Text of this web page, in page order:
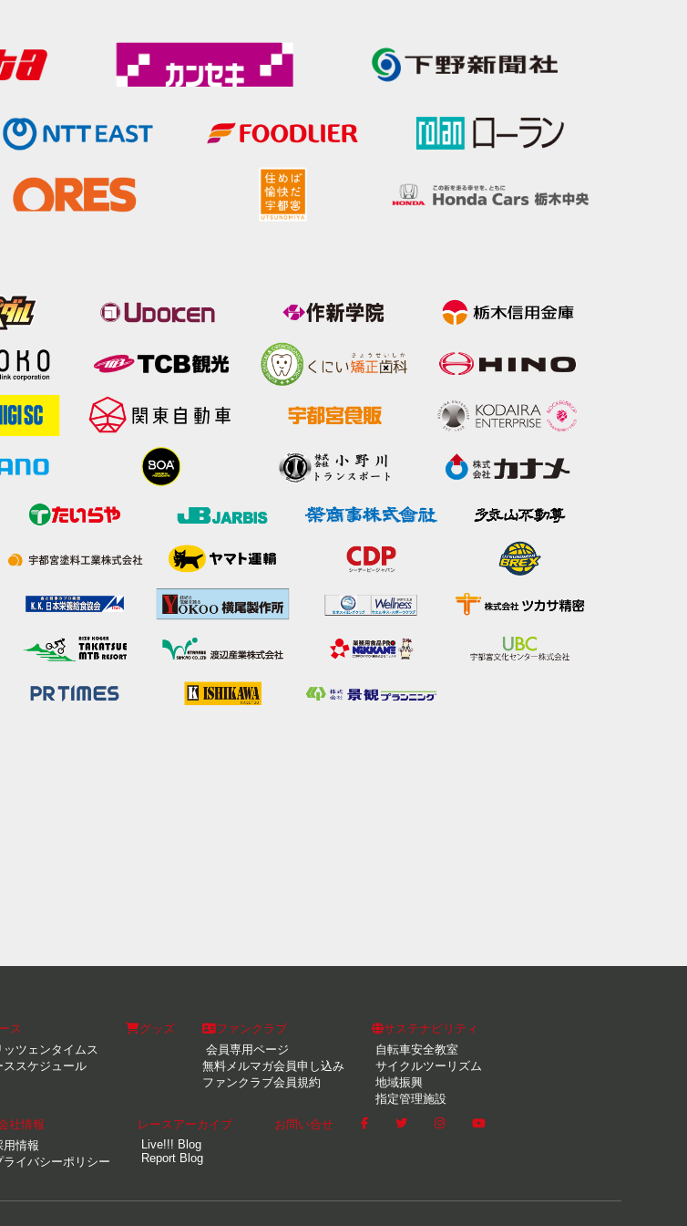
ス
ッツェンタイムス
ススケジュール
グッズ
ファンクラブ
会員専用ページ
無料メルマガ会員申し込み
ファンクラブ会員規約
サステナビリティ
自転車安全教室
サイクルツーリズム
地域振興
指定管理施設
社情報
用情報
ライバシーポリシー
レースアーカイブ
Live!!! Blog
Report Blog
お問い合せ